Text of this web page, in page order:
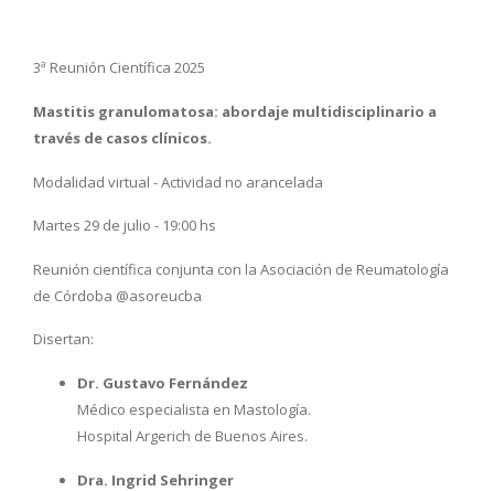
3ª Reunión Científica 2025
Mastitis granulomatosa: abordaje multidisciplinario a
través de casos clínicos.
Modalidad virtual - Actividad no arancelada
Martes 29 de julio - 19:00 hs
Reunión científica conjunta con la Asociación de Reumatología
de Córdoba @asoreucba
Disertan:
Dr. Gustavo Fernández
Médico especialista en Mastología.
Hospital Argerich de Buenos Aires.
Dra. Ingrid Sehringer